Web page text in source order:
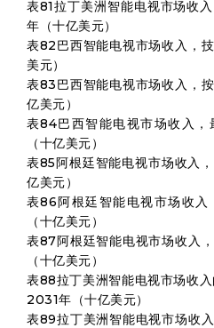
表81拉丁美洲智能电视市场收
年（十亿美元）
表82巴西智能电视市场收入，
美元）
表83巴西智能电视市场收入，
亿美元）
表84巴西智能电视市场收入
（十亿美元）
表85阿根廷智能电视市场收入
亿美元）
表86阿根廷智能电视市场收
（十亿美元）
表87阿根廷智能电视市场收入
（十亿美元）
表88拉丁美洲智能电视市场收
2031年（十亿美元）
表89拉丁美洲智能电视市场收